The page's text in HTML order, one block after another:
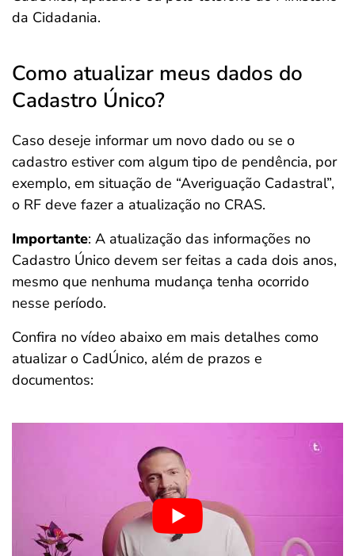
da Cidadania.
Como atualizar meus dados do
Cadastro Único?
Caso deseje informar um novo dado ou se o
cadastro estiver com algum tipo de pendência, por
exemplo, em situação de “Averiguação Cadastral”,
o RF deve fazer a atualização no CRAS.
Importante: A atualização das informações no
Cadastro Único devem ser feitas a cada dois anos,
mesmo que nenhuma mudança tenha ocorrido
nesse período.
Confira no vídeo abaixo em mais detalhes como
atualizar o CadÚnico, além de prazos e
documentos: